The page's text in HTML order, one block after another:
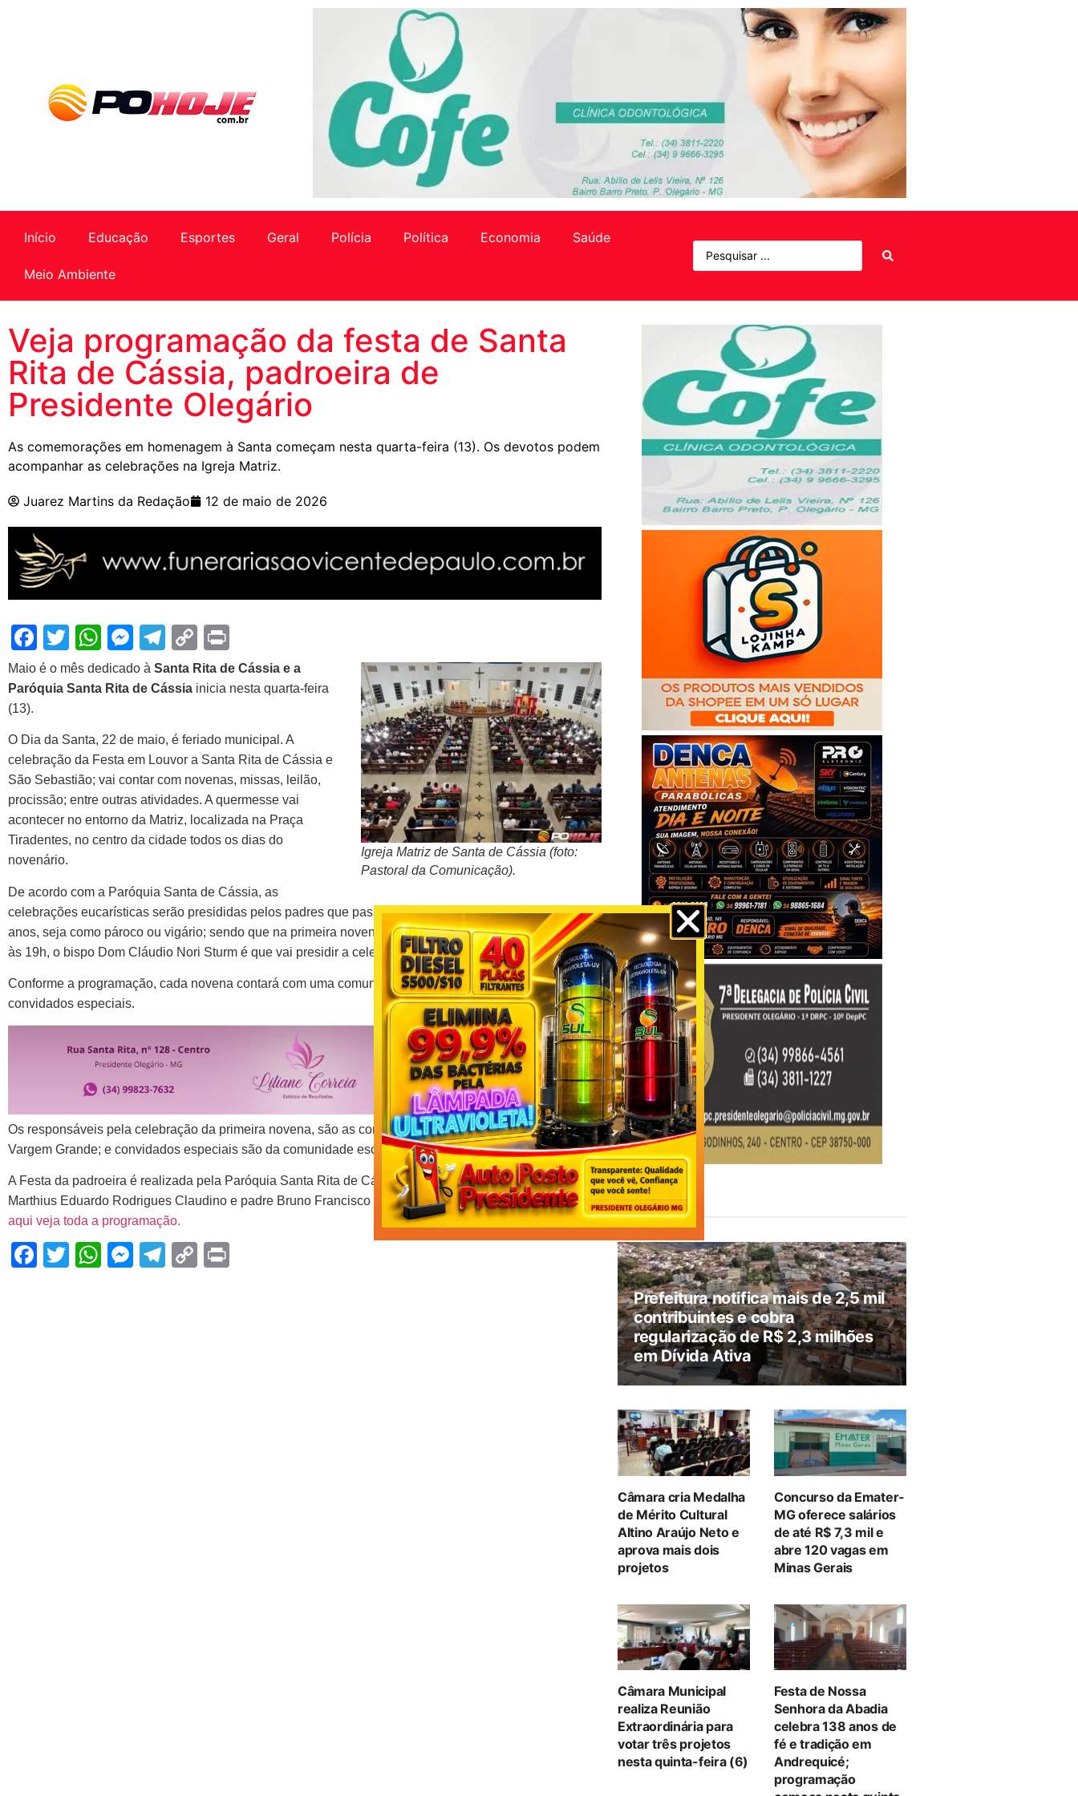
Início Educação Esportes Geral Polícia Política Economia Saúde
Meio Ambiente
Veja programação da festa de Santa
Rita de Cássia, padroeira de
Presidente Olegário
As comemorações em homenagem à Santa começam nesta quarta-feira (13). Os devotos podem
acompanhar as celebrações na Igreja Matriz.
Juarez Martins da Redação 12 de maio de 2026
Facebook
Twitter
WhatsApp
Messenger
Telegram
Copy
Link
Igreja Matriz de Santa de Cássia (foto:
Pastoral da Comunicação).
Maio é o mês dedicado à Santa Rita de Cássia e a
Paróquia Santa Rita de Cássia inicia nesta quarta-feira
(13).
O Dia da Santa, 22 de maio, é feriado municipal. A
celebração da Festa em Louvor a Santa Rita de Cássia e
São Sebastião; vai contar com novenas, missas, leilão,
procissão; entre outras atividades. A quermesse vai
acontecer no entorno da Matriz, localizada na Praça
Tiradentes, no centro da cidade todos os dias do
novenário.
De acordo com a Paróquia Santa de Cássia, as
celebrações eucarísticas serão presididas pelos padres que passaram pela paróquia aos longos dos
anos, seja como pároco ou vigário; sendo que na primeira novena a ser realizada nesta quarta-feira (13),
às 19h, o bispo Dom Cláudio Nori Sturm é que vai presidir a celebração.
Conforme a programação, cada novena contará com uma comunidade ou pastoral responsável, além de
convidados especiais.
Os responsáveis pela celebração da primeira novena, são as comunidades rurais de Boa Vista e
Vargem Grande; e convidados especiais são da comunidade escolar de Presidente Olegário.
A Festa da padroeira é realizada pela Paróquia Santa Rita de Cássia, que tem como pároco o padre
Marthius Eduardo Rodrigues Claudino e padre Bruno Francisco de Oliveira – Vigário Paroquial.Clique
aqui veja toda a programação.
Facebook
Twitter
WhatsApp
Messenger
Telegram
Copy
LeiaTambém
Prefeitura notifica mais de 2,5 mil
contribuintes e cobra
regularização de R$ 2,3 milhões
em Dívida Ativa
Câmara cria Medalha
de Mérito Cultural
Altino Araújo Neto e
aprova mais dois
projetos
Concurso da Emater-
MG oferece salários
de até R$ 7,3 mil e
abre 120 vagas em
Minas Gerais
Câmara Municipal
realiza Reunião
Extraordinária para
votar três projetos
nesta quinta-feira (6)
Festa de Nossa
Senhora da Abadia
celebra 138 anos de
fé e tradição em
Andrequicé;
programação